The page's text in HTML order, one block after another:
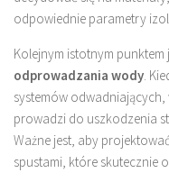
odpowiednie parametry
Kolejnym istotnym punktem
odprowadzania wody .
systemów
prowadzi do uszkodzenia
Ważne jest, aby
spustami, które skutecznie